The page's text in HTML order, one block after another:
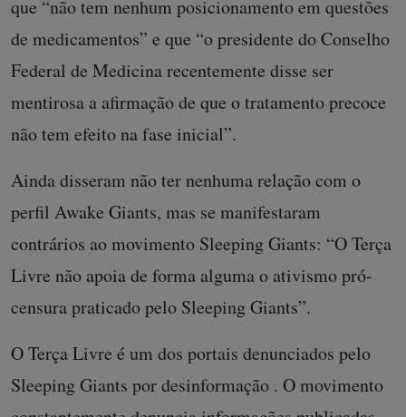
com campanhas de hashtags”. Também afirmaram
que “não tem nenhum posicionamento em questões
de medicamentos” e que “o presidente do Conselho
Federal de Medicina recentemente disse ser
mentirosa a afirmação de que o tratamento precoce
não tem efeito na fase inicial”.
Ainda disseram não ter nenhuma relação com o
perfil Awake Giants, mas se manifestaram
contrários ao movimento Sleeping Giants: “O Terça
Livre não apoia de forma alguma o ativismo pró-
censura praticado pelo Sleeping Giants”.
O Terça Livre é um dos portais denunciados pelo